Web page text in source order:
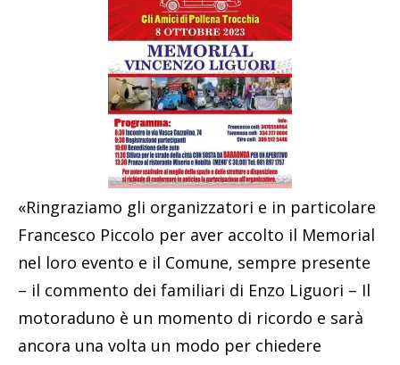
«Ringraziamo gli organizzatori e in particolare
Francesco Piccolo per aver accolto il Memorial
nel loro evento e il Comune, sempre presente
– il commento dei familiari di Enzo Liguori – Il
motoraduno è un momento di ricordo e sarà
ancora una volta un modo per chiedere